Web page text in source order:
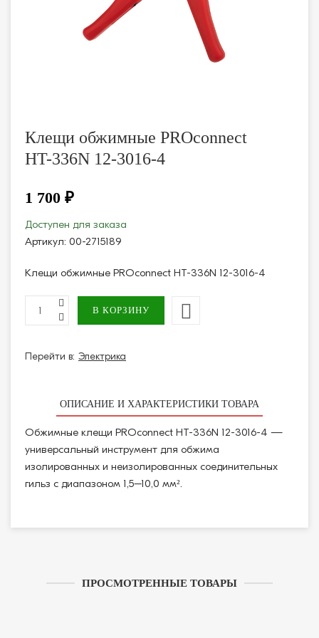
Клещи обжимные PROconnect
HT-336N 12-3016-4
1 700 ₽
Доступен для заказа
Артикул: 00-2715189
Клещи обжимные PROconnect HT-336N 12-3016-4
Перейти в: Электрика
ОПИСАНИЕ И ХАРАКТЕРИСТИКИ ТОВАРА
Обжимные клещи PROconnect HT-336N 12-3016-4 —
универсальный инструмент для обжима
изолированных и неизолированных соединительных
гильз с диапазоном 1,5–10,0 мм².
ПРОСМОТРЕННЫЕ ТОВАРЫ